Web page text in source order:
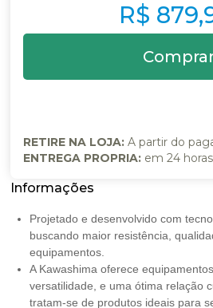
Projetado e desenvolvido com
buscando maior resistência,
equipamentos.
A Kawashima oferece
versatilidade, e uma ótima relação
tratam-se de produtos ideais para
R$
RETIRE NA LOJA: A partir do
ENTREGA PROPRIA: em 24